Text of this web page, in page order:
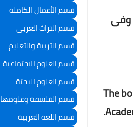
وفى
The
قسم الأعمال الكاملة
قسم التراث العربى
قسم التربية والتعليم
قسم العلوم الاجتماعية
قسم العلوم البحتة
قسم الفلسفة وعلومها
قسم اللغة العربية